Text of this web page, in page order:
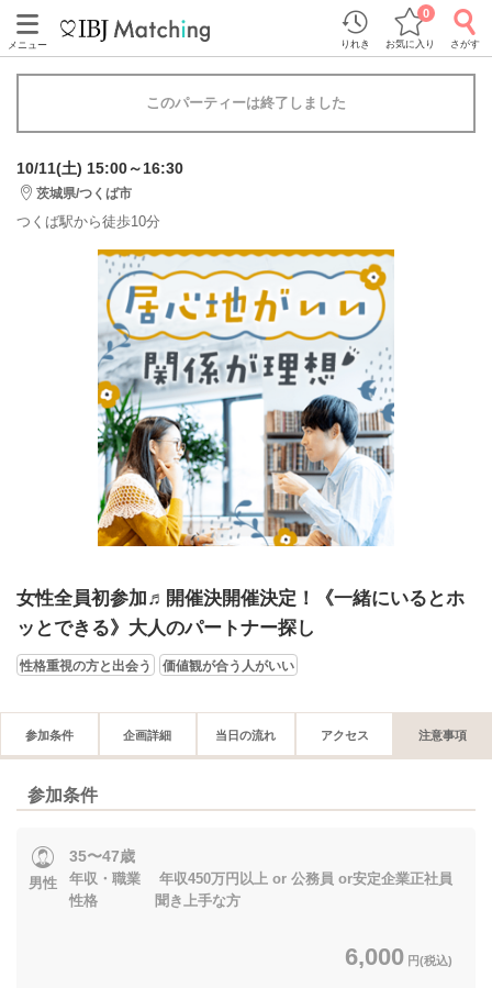
メニュー りれき お気に入り
0
さがす
このパーティーは終了しました
10/11(土) 15:00～16:30
茨城県/つくば市
つくば駅から徒歩10分
女性全員初参加♬開催決開催決定！《一緒にいるとホ
ッとできる》大人のパートナー探し
性格重視の方と出会う 価値観が合う人がいい
参加条件 企画詳細 当日の流れ アクセス 注意事項
参加条件
男性
35〜47歳
年収・職業 年収450万円以上 or 公務員 or安定企業正社員
性格 聞き上手な方
6,000 円(税込)